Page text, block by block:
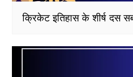
क्रिकेट इतिहास के शीर्ष दस